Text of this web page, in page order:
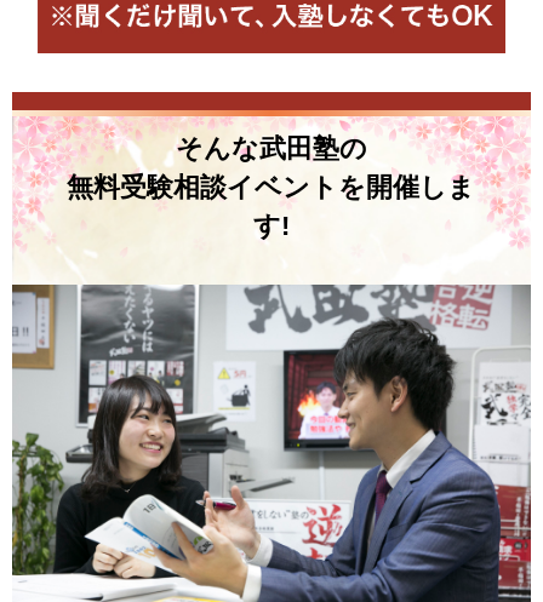
そんな武田塾の
無料受験相談イベントを開催しま
す!